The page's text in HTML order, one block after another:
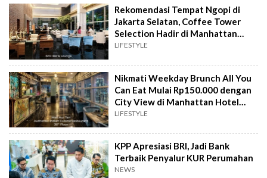
Rekomendasi Tempat Ngopi di
Jakarta Selatan, Coffee Tower
Selection Hadir di Manhattan
Hotel Jakarta
LIFESTYLE
Nikmati Weekday Brunch All You
Can Eat Mulai Rp150.000 dengan
City View di Manhattan Hotel
Jakarta
LIFESTYLE
KPP Apresiasi BRI, Jadi Bank
Terbaik Penyalur KUR Perumahan
NEWS